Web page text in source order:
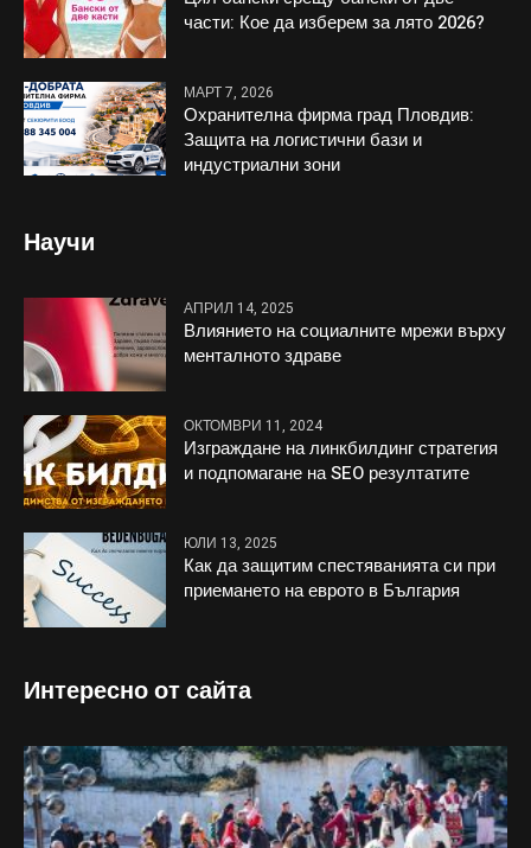
части: Кое да изберем за лято 2026?
МАРТ 7, 2026
Охранителна фирма град Пловдив:
Защита на логистични бази и
индустриални зони
Научи
АПРИЛ 14, 2025
Влиянието на социалните мрежи върху
менталното здраве
ОКТОМВРИ 11, 2024
Изграждане на линкбилдинг стратегия
и подпомагане на SEO резултатите
ЮЛИ 13, 2025
Как да защитим спестяванията си при
приемането на еврото в България
Интересно от сайта